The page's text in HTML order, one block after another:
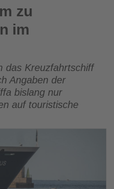
zu
im
das Kreuzfahrtschiff
Angaben der
bislang nur
auf touristische